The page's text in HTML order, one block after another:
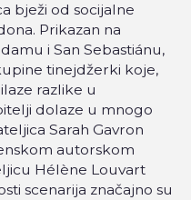
bježi od socijalne
Prikazan na
i San Sebastiánu,
tinejdžerki koje,
razlike u
dolaze u mnogo
Sarah Gavron
autorskom
Hélène Louvart
scenarija značajno su